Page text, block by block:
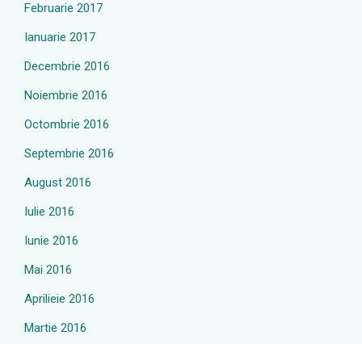
Februarie 2017
Ianuarie 2017
Decembrie 2016
Noiembrie 2016
Octombrie 2016
Septembrie 2016
August 2016
Iulie 2016
Iunie 2016
Mai 2016
Aprilieie 2016
Martie 2016